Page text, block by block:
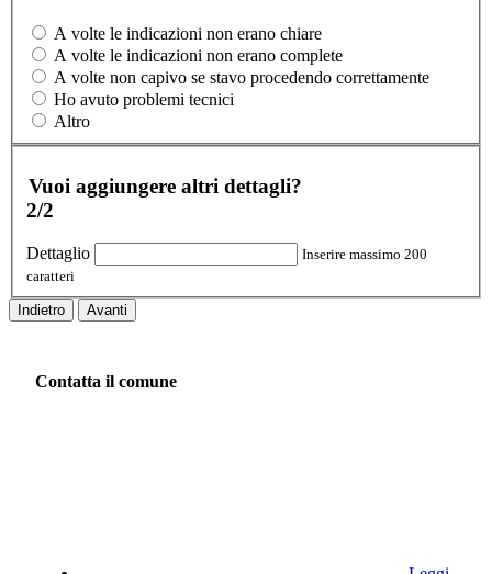
A volte le indicazioni non erano chiare
A volte le indicazioni non erano complete
A volte non capivo se stavo procedendo correttamente
Ho avuto problemi tecnici
Altro
Vuoi aggiungere altri dettagli?
2/2
Dettaglio
Inserire massimo 200
caratteri
Indietro Avanti
Contatta il comune